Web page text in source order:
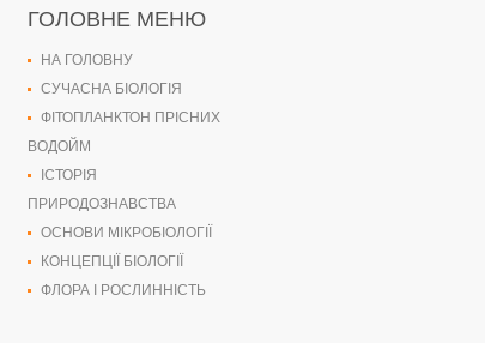
ГОЛОВНЕ МЕНЮ
НА ГОЛОВНУ
СУЧАСНА БІОЛОГІЯ
ФІТОПЛАНКТОН ПРІСНИХ
ВОДОЙМ
ІСТОРІЯ
ПРИРОДОЗНАВСТВА
ОСНОВИ МІКРОБІОЛОГІЇ
КОНЦЕПЦІЇ БІОЛОГІЇ
ФЛОРА І РОСЛИННІСТЬ